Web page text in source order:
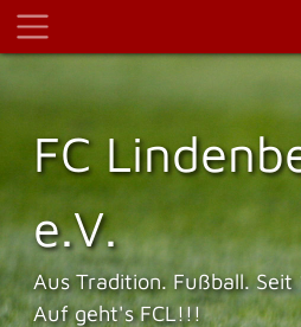
FC
e.V.
Aus Tradition. Fußball. Seit
Auf geht's FCL!!!